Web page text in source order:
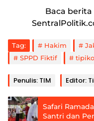
Baca
Tag: Hakim
SPPD Fiktif
Penulis: TIM Editor:
Safari
Santri dan